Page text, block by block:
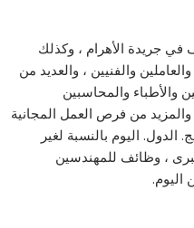
في جريدة الأهرام ، وكذلك
والفنيين ، والعديد من
والأطباء والمحاسبين
والمزيد من فرص العمل المجانية
اليوم بالنسبة لغير
، وظائف للمهندسين
اليوم.